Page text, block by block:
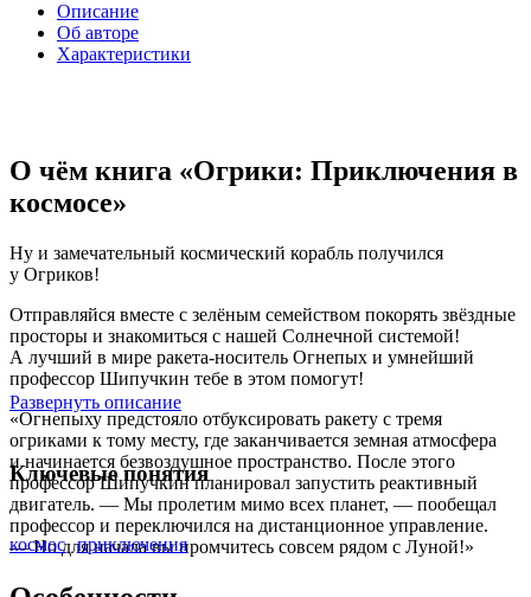
Описание
Об авторе
Характеристики
О чём книга «Огрики: Приключения в
космосе»
Ну и замечательный космический корабль получился
у Огриков!
Отправляйся вместе с зелёным семейством покорять звёздные
просторы и знакомиться с нашей Солнечной системой!
А лучший в мире ракета-носитель Огнепых и умнейший
профессор Шипучкин тебе в этом помогут!
«Огнепыху предстояло отбуксировать ракету с тремя
огриками к тому месту, где заканчивается земная атмосфера
и начинается безвоздушное пространство. После этого
профессор Шипучкин планировал запустить реактивный
двигатель. — Мы пролетим мимо всех планет, — пообещал
профессор и переключился на дистанционное управление.
— Но для начала вы промчитесь совсем рядом с Луной!»
Развернуть описание
Ключевые понятия
космос приключения